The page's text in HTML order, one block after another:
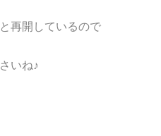
再開しているので
いね♪